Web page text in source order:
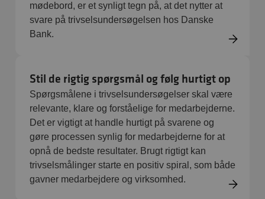
mødebord, er et synligt tegn på, at det nytter at
svare på trivselsundersøgelsen hos Danske
Bank.
Stil de rigtig spørgsmål og følg hurtigt op
Spørgsmålene i trivselsundersøgelser skal være
relevante, klare og forståelige for medarbejderne.
Det er vigtigt at handle hurtigt på svarene og
gøre processen synlig for medarbejderne for at
opnå de bedste resultater. Brugt rigtigt kan
trivselsmålinger starte en positiv spiral, som både
gavner medarbejdere og virksomhed.